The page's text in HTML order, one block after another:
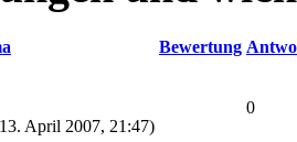
Bewertung
April 2007, 21:47)
0